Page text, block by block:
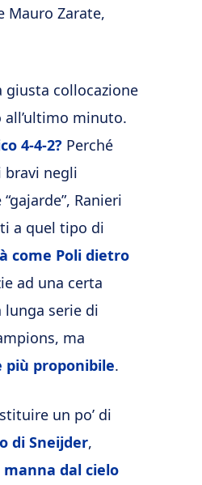
Mauro Zarate,
giusta collocazione
minuto.
4-4-2? Perché
negli
Ranieri
a quel tipo di
come Poli dietro
ad una certa
lunga serie di
ma
più proponibile.
un po’ di
di Sneijder,
dal cielo